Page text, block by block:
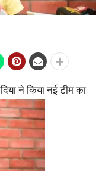
ने किया नई टीम का